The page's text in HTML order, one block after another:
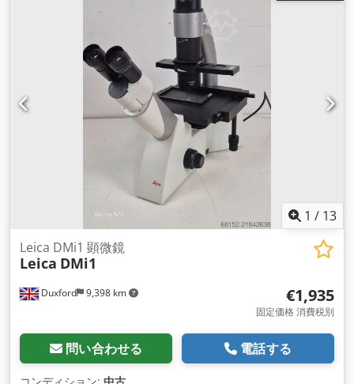
1 / 13
Duxford 9,398 km
Leica DMi1 顕微鏡
Leica DMi1
€1,935
固定価格 消費税別
問い合わせる 電話する